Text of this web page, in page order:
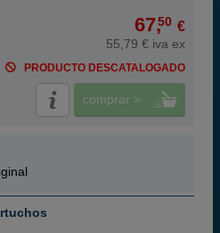
67,50 €
55,79 € iva ex
PRODUCTO DESCATALOGADO
comprar >